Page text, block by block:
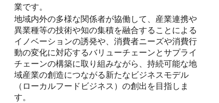
業です。
地域内外の多様な関係者が協働して、産業連携や
異業種等の技術や知の集積を融合することによる
イノベーションの誘発や、消費者ニーズや消費行
動の変化に対応するバリューチェーンとサプライ
チェーンの構築に取り組みながら、持続可能な地
域産業の創造につながる新たなビジネスモデル
（ローカルフードビジネス）の創出を目指しま
す。